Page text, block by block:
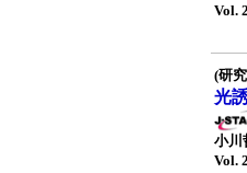
Vol.
(研
光
小川
Vol.